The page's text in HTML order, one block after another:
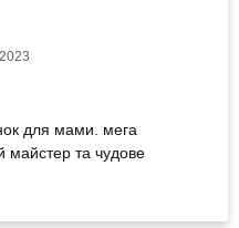
для мами. мега
майстер та чудове